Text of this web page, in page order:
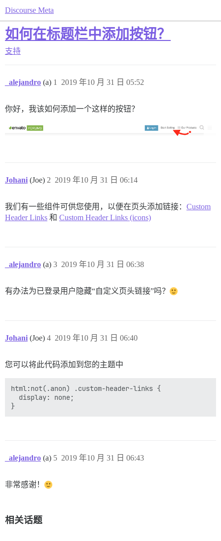
Discourse Meta
如何在标题栏中添加按钮？
支持
_alejandro (a) 2019 年10 月 31 日 05:52
1
你好，我该如何添加一个这样的按钮？
Johani (Joe) 2019 年10 月 31 日 06:14
2
我们有一些组件可供您使用，以便在页头添加链接： Custom
Header Links 和 Custom Header Links (icons)
_alejandro (a) 2019 年10 月 31 日 06:38
3
有办法为已登录用户隐藏“自定义页头链接”吗？
Johani (Joe) 2019 年10 月 31 日 06:40
4
您可以将此代码添加到您的主题中
html:not(.anon) .custom-header-links {
  display: none;
_alejandro (a) 2019 年10 月 31 日 06:43
5
非常感谢！
相关话题